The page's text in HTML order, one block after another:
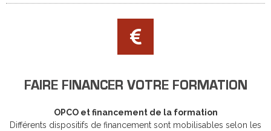
FAIRE FINANCER VOTRE FORMATION
OPCO et financement de la formation
Différents dispositifs de financement sont mobilisables selon les